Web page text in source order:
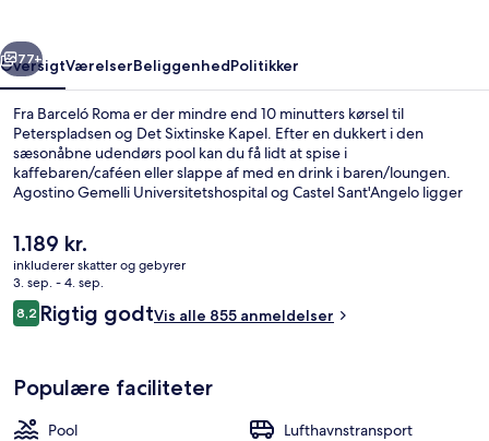
Næste
77+
OversigtVærelserBeliggenhedPolitikker
Fra Barceló Roma er der mindre end 10 minutters kørsel til
Peterspladsen og Det Sixtinske Kapel. Efter en dukkert i den
sæsonåbne udendørs pool kan du få lidt at spise i
kaffebaren/caféen eller slappe af med en drink i baren/loungen.
Agostino Gemelli Universitetshospital og Castel Sant'Angelo ligger
hjælpsomme personale.
Den
nuværende
pris
er
1.189 kr.
1.189 kr.
inkluderer skatter og gebyrer
3. sep. - 4. sep.
Anmeldelser
8,28,2 ud af 10.
Rigtig godtVis alle 855 anmeldelser
Populære faciliteter
Pool
Lufthavnstransport